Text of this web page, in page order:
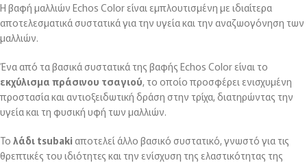
Η βαφή μαλλιών Echos Color είναι εμπλουτισμένη με ιδιαίτερα
αποτελεσματικά συστατικά για την υγεία και την αναζωογόνηση των
μαλλιών.
Ένα από τα βασικά συστατικά της βαφής Echos Color είναι το
εκχύλισμα πράσινου τσαγιού, το οποίο προσφέρει ενισχυμένη
προστασία και αντιοξειδωτική δράση στην τρίχα, διατηρώντας την
υγεία και τη φυσική υφή των μαλλιών.
Το λάδι tsubaki αποτελεί άλλο βασικό συστατικό, γνωστό για τις
θρεπτικές του ιδιότητες και την ενίσχυση της ελαστικότητας της